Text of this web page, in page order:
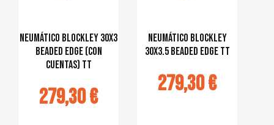
Neumático Blockley 30x3
Beaded Edge (con
cuentas) TT
279,30 €
Neumático Blockley
30x3.5 Beaded Edge TT
279,30 €